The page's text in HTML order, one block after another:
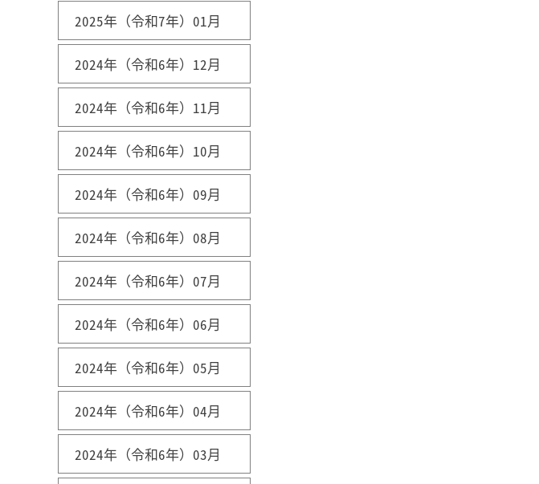
2025年（令和7年）01月
2024年（令和6年）12月
2024年（令和6年）11月
2024年（令和6年）10月
2024年（令和6年）09月
2024年（令和6年）08月
2024年（令和6年）07月
2024年（令和6年）06月
2024年（令和6年）05月
2024年（令和6年）04月
2024年（令和6年）03月